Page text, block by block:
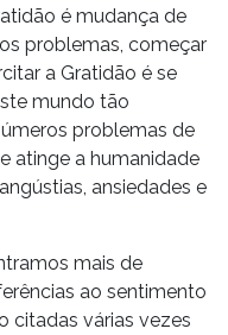
é mudança de
problemas, começar
a Gratidão é se
mundo tão
problemas de
atinge a humanidade
ansiedades e
mais de
ao sentimento
citadas várias vezes